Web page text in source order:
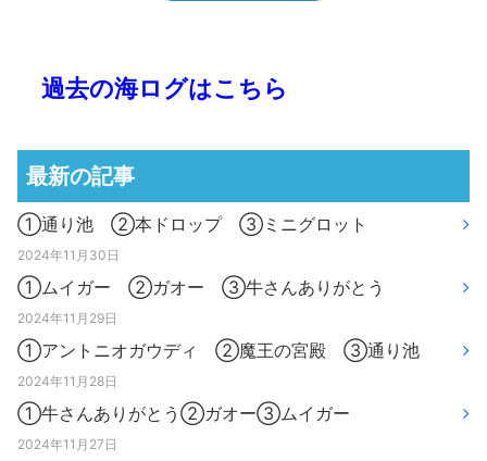
過去の海ログはこちら
最新の記事
①通り池 ②本ドロップ ③ミニグロット
2024年11月30日
①ムイガー ②ガオー ③牛さんありがとう
2024年11月29日
①アントニオガウディ ②魔王の宮殿 ③通り池
2024年11月28日
①牛さんありがとう②ガオー③ムイガー
2024年11月27日